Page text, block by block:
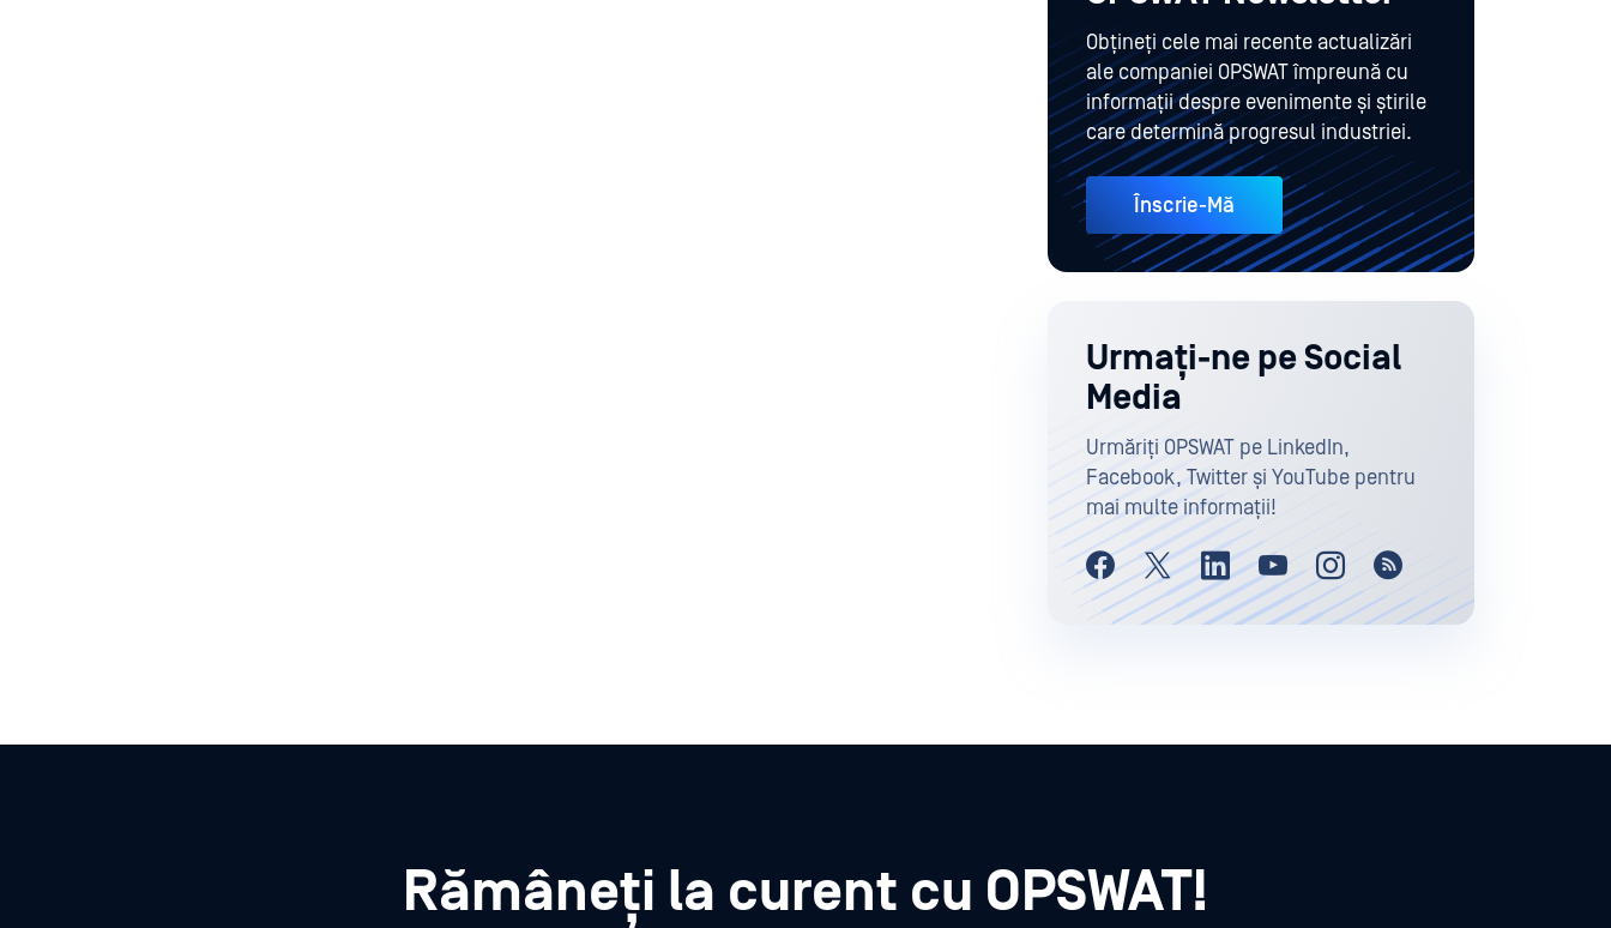
Obțineți cele mai recente actualizări
ale companiei OPSWAT împreună cu
informații despre evenimente și știrile
care determină progresul industriei.
Înscrie-Mă
Urmați-ne pe Social
Media
Urmăriți OPSWAT pe LinkedIn,
Facebook, Twitter și YouTube pentru
mai multe informații!
Rămâneți la curent cu OPSWAT!